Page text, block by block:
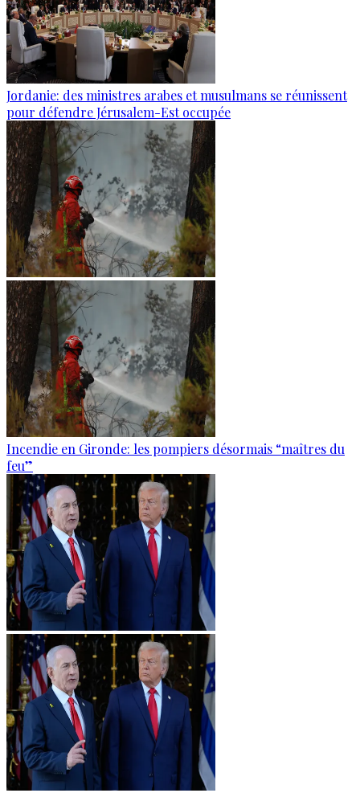
Jordanie: des ministres arabes et musulmans se réunissent
pour défendre Jérusalem-Est occupée
Incendie en Gironde: les pompiers désormais “maîtres du
feu”